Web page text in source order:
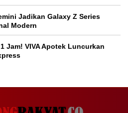
Jadikan Galaxy Z Series
Modern
Jam! VIVA Apotek Luncurkan